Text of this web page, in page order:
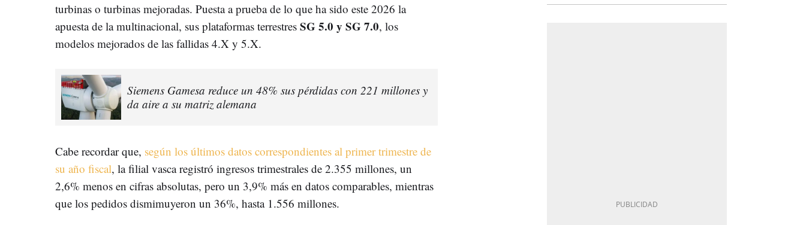
turbinas o turbinas mejoradas. Puesta a prueba de lo que ha sido este 2026 la
apuesta de la multinacional, sus plataformas terrestres SG 5.0 y SG 7.0, los
modelos mejorados de las fallidas 4.X y 5.X.
Siemens Gamesa reduce un 48% sus pérdidas con 221 millones y
da aire a su matriz alemana
Cabe recordar que, según los últimos datos correspondientes al primer trimestre de
su año fiscal, la filial vasca registró ingresos trimestrales de 2.355 millones, un
2,6% menos en cifras absolutas, pero un 3,9% más en datos comparables, mientras
que los pedidos dismimuyeron un 36%, hasta 1.556 millones.